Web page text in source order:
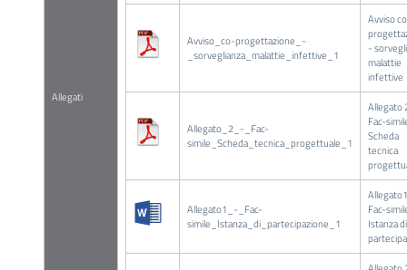
Allegati
Avviso_co-progettazione_-
_sorveglianza_malattie_infettive_1
Avviso
-
malattie
infettive
Allegato_2_-_Fac-
simile_Scheda_tecnica_progettuale_1
Allegato
Fac-
Scheda
tecnica
Allegato1_-_Fac-
simile_Istanza_di_partecipazione_1
Fac-
Istanza di